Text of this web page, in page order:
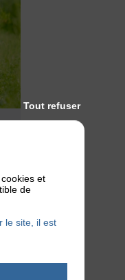
et
de
le site, il est
Tout refuser